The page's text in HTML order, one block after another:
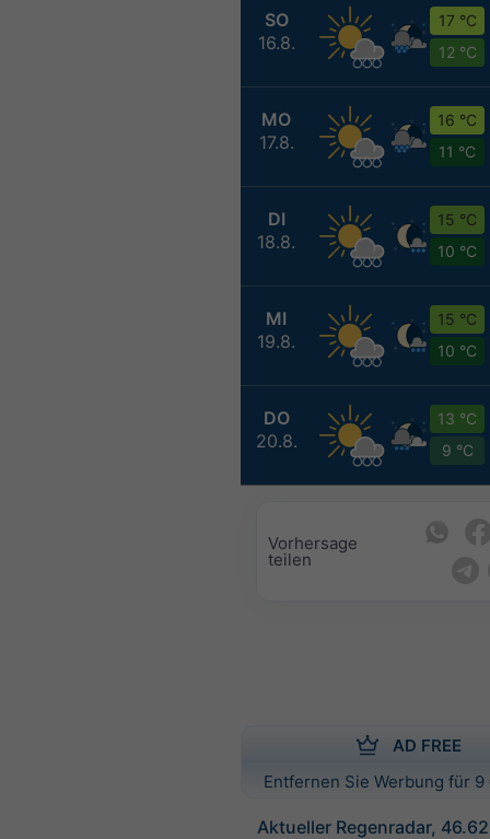
SO
16.8.
17 °C
12 °C
MO
17.8.
16 °C
11 °C
DI
18.8.
15 °C
10 °C
MI
19.8.
15 °C
10 °C
DO
20.8.
13 °C
9 °C
Vorhersage
teilen
AD FREE
Entfernen Sie Werbung für
Aktueller Regenradar,